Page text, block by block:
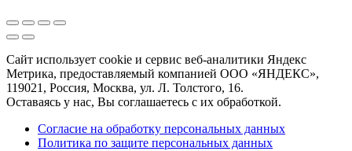
Сайт использует cookie и сервис веб-аналитики Яндекс
Метрика, предоставляемый компанией ООО «ЯНДЕКС»,
119021, Россия, Москва, ул. Л. Толстого, 16.
Оставаясь у нас, Вы соглашаетесь с их обработкой.
Согласие на обработку персональных данных
Политика по защите персональных данных